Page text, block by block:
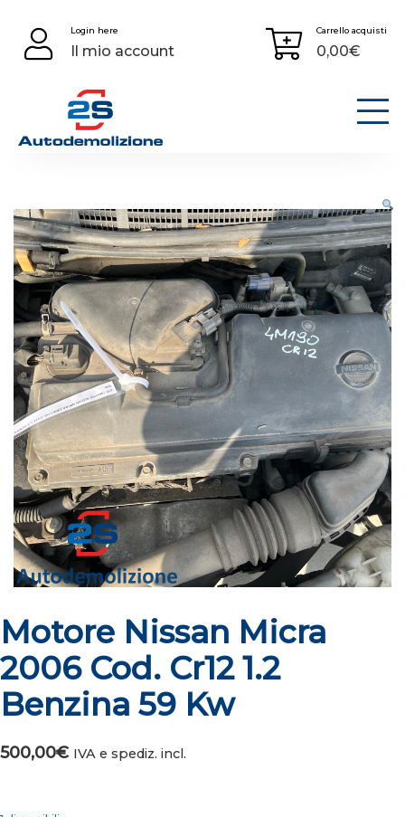
content
Login here
Il mio account
Carrello acquisti
0,00€
Motore Nissan Micra
2006 Cod. Cr12 1.2
Benzina 59 Kw
500,00€ IVA e spediz. incl.